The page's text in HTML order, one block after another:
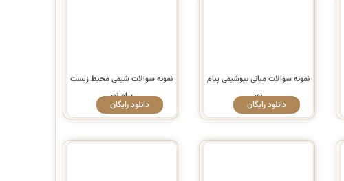
نمونه سوالات مبانی بیوشیمی پیام
نور
دانلود رایگان
نمونه سوالات شیمی محیط زیست
پیام نور
دانلود رایگان